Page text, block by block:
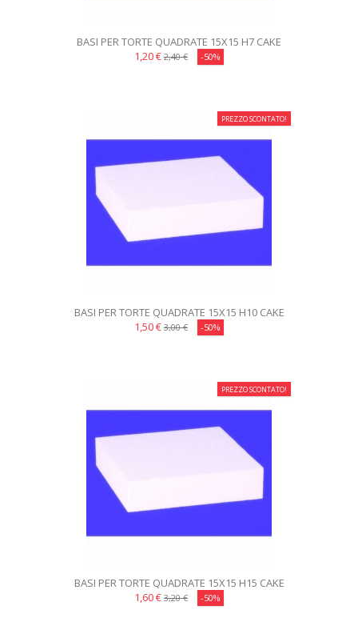
BASI PER TORTE QUADRATE 15X15 H7 CAKE
DESIGN
1,20 € 2,40 € -50%
PREZZO SCONTATO!
BASI PER TORTE QUADRATE 15X15 H10 CAKE
DESIGN
1,50 € 3,00 € -50%
PREZZO SCONTATO!
BASI PER TORTE QUADRATE 15X15 H15 CAKE
DESIGN
1,60 € 3,20 € -50%